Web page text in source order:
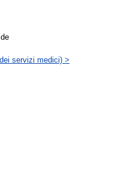
servizi medici) >